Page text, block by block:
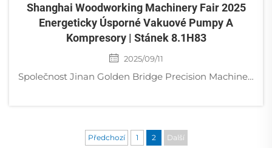
Shanghai Woodworking Machinery Fair 2025
Energeticky Úsporné Vakuové Pumpy A
Kompresory | Stánek 8.1H83
2025/09/11
Společnost Jinan Golden Bridge Precision Machinery Co., Ltd. bude na 25. ročníku mezinárodního veletrhu čínského nábytkového průmyslu a dřevařských strojů ve Šanghaji prezentovat svá průmyslová řešení pro vakuové a stlačené vzduchové systémy. Událost se koná...
Předchozí 1 2 Další